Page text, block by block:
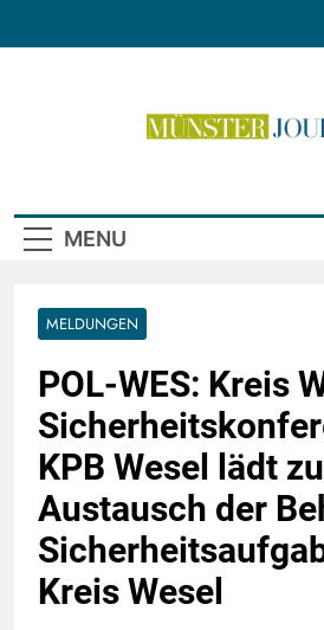
MENU
MELDUNGEN
POL-WES: Kreis
KPB Wesel lädt
Austausch der
Kreis Wesel